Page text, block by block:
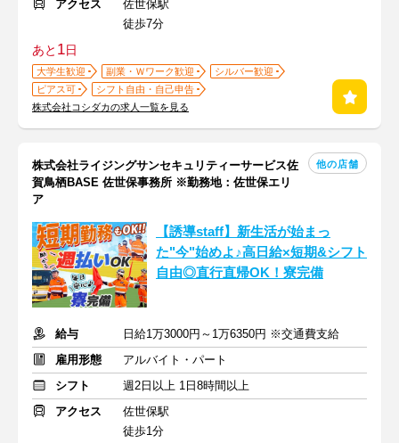
アクセス
佐世保駅
徒歩7分
あと 1日
大学生歓迎 副業・Ｗワーク歓迎
シルバー歓迎
ピアス可
シフト自由・自己申告
株式会社コシダカの求人一覧を見る
株式会社ライジングサンセキュリティーサービス佐
賀鳥栖BASE 佐世保事務所 ※勤務地：佐世保エリ
ア
他の店舗
【誘導staff】新生活が始まっ
た"今"始めよ♪高日給×短期&シフト
自由◎直行直帰OK！寮完備
給与
日給1万3000円～1万6350円 ※交通費支給
雇用形態
アルバイト・パート
シフト
週2日以上 1日8時間以上
アクセス
佐世保駅
徒歩1分